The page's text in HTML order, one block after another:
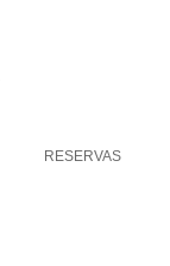
RESERVAS